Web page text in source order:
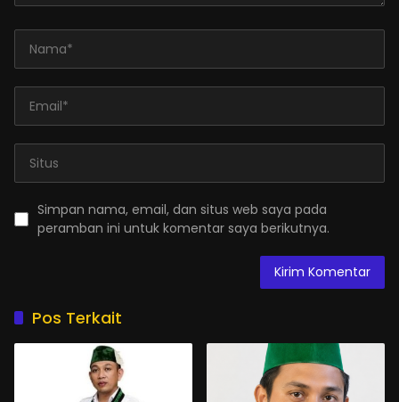
Simpan nama, email, dan situs web saya pada
peramban ini untuk komentar saya berikutnya.
Pos Terkait